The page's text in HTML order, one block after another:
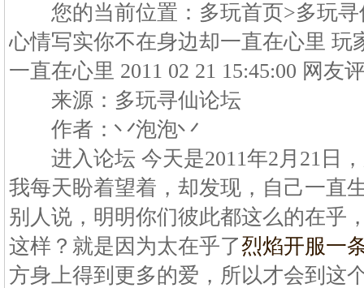
您的当前位置：多玩首页>多玩寻
心情写实你不在身边却一直在心里 玩
一直在心里 2011 02 21 15:45:00 网友
来源：多玩寻仙论坛
作者：丷泡泡丷
进入论坛 今天是2011年2月21日，
我每天盼着望着，却发现，自己一直
别人说，明明你们彼此都这么的在乎
这样？就是因为太在乎了烈焰开服一
方身上得到更多的爱，所以才会到这